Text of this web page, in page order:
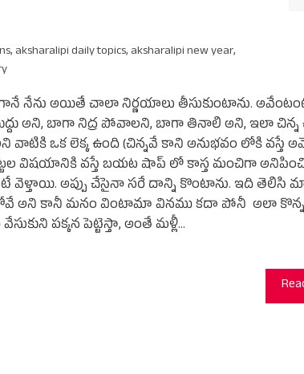
, aksharalipi daily topics, aksharalipi new year,
నేను అయితే చాలా నిర్ణయాలు తీసుకుంటాను.
చేయొద్దు అని, బాగా నిద్ర పోవాలని, బాగా తినాలి అని, ఇలా చిన్న
వాటికి ఒక లెక్క ఉంది (చిన్నవే కాని అనుభవం లోకి వస్తే
బట్టల విషయానికి వస్తే బయట షాప్ లో కాస్త మంచిగా
వెళ్తాయి. అప్పు చేసైనా సరే దాన్ని కొంటాను. ఇది తెలిసి
అని కానీ మనం వింటామా వినము కదా పోనీ అలా కొన్న
పక్కన పెట్టెస్తా, అంతే మళ్లీ…